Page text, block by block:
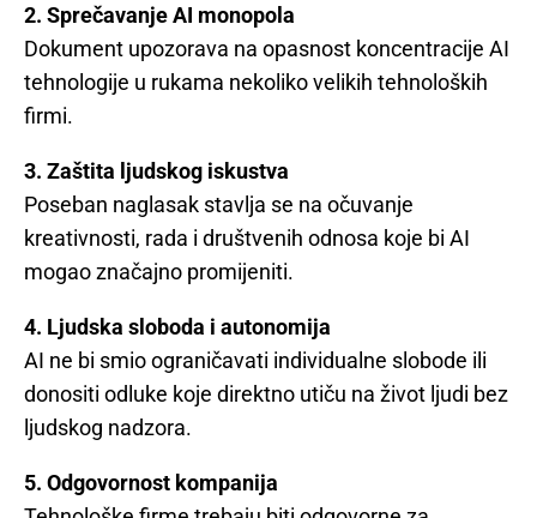
2. Sprečavanje AI monopola
Dokument upozorava na opasnost koncentracije AI
tehnologije u rukama nekoliko velikih tehnoloških
firmi.
3. Zaštita ljudskog iskustva
Poseban naglasak stavlja se na očuvanje
kreativnosti, rada i društvenih odnosa koje bi AI
mogao značajno promijeniti.
4. Ljudska sloboda i autonomija
AI ne bi smio ograničavati individualne slobode ili
donositi odluke koje direktno utiču na život ljudi bez
ljudskog nadzora.
5. Odgovornost kompanija